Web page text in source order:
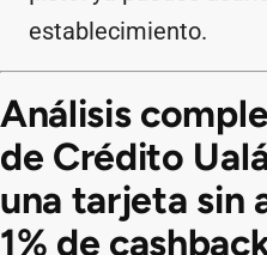
establecimiento.
Análisis
de Crédito
una tarjeta sin
1% de